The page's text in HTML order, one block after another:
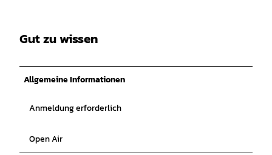
Gut zu wissen
Allgemeine Informationen
Anmeldung erforderlich
Open Air